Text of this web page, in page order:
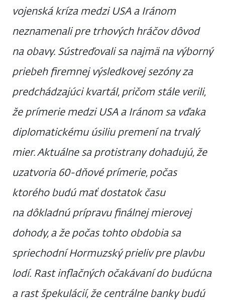
vojenská kríza medzi USA a Iránom
neznamenali pre trhových hráčov dôvod
na obavy. Sústreďovali sa najmä na výborný
priebeh firemnej výsledkovej sezóny za
predchádzajúci kvartál, pričom stále verili,
že prímerie medzi USA a Iránom sa vďaka
diplomatickému úsiliu premení na trvalý
mier. Aktuálne sa protistrany dohadujú, že
uzatvoria 60-dňové prímerie, počas
ktorého budú mať dostatok času
na dôkladnú prípravu finálnej mierovej
dohody, a že počas tohto obdobia sa
spriechodní Hormuzský prieliv pre plavbu
lodí. Rast inflačných očakávaní do budúcna
a rast špekulácií, že centrálne banky budú